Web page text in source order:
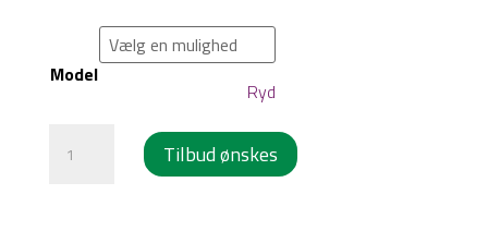
Model
Ryd
Tilbud ønskes